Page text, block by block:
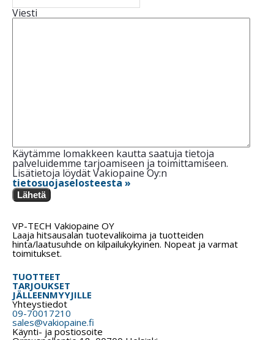
Viesti
Käytämme lomakkeen kautta saatuja tietoja
palveluidemme tarjoamiseen ja toimittamiseen.
Lisätietoja löydät Vakiopaine Oy:n
tietosuojaselosteesta »
Lähetä
VP-TECH Vakiopaine OY
Laaja hitsausalan tuotevalikoima ja tuotteiden
hinta/laatusuhde on kilpailukykyinen. Nopeat ja varmat
toimitukset.
TUOTTEET
TARJOUKSET
JÄLLEENMYYJILLE
Yhteystiedot
09-70017210
sales@vakiopaine.fi
Käynti- ja postiosoite